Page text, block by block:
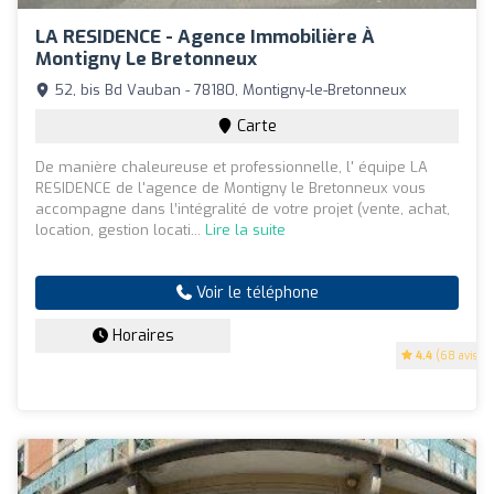
LA RESIDENCE - Agence Immobilière À
Montigny Le Bretonneux
4.4 (68 avis)
52, bis Bd Vauban - 78180, Montigny-le-Bretonneux
Carte
De manière chaleureuse et professionnelle, l' équipe LA
RESIDENCE de l'agence de Montigny le Bretonneux vous
accompagne dans l’intégralité de votre projet (vente, achat,
location, gestion locati... Lire la suite
Voir le téléphone
Horaires